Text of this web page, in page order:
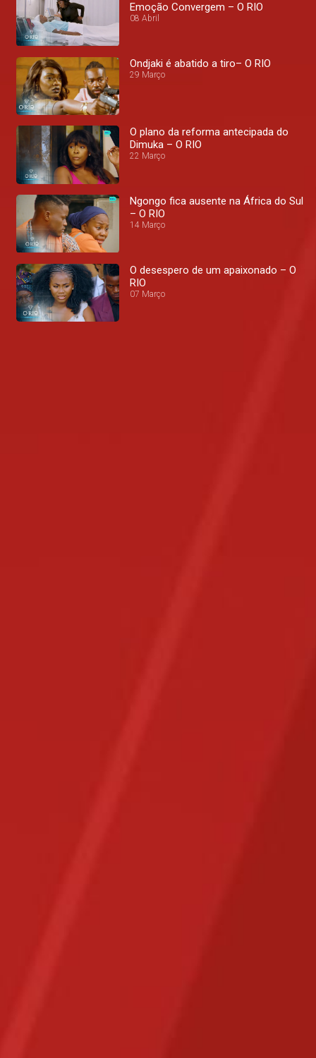
Emoção Convergem – O RIO
08 Abril
Ondjaki é abatido a tiro– O RIO
29 Março
O plano da reforma antecipada do
Dimuka – O RIO
22 Março
Ngongo fica ausente na África do Sul
– O RIO
14 Março
O desespero de um apaixonado – O
RIO
07 Março